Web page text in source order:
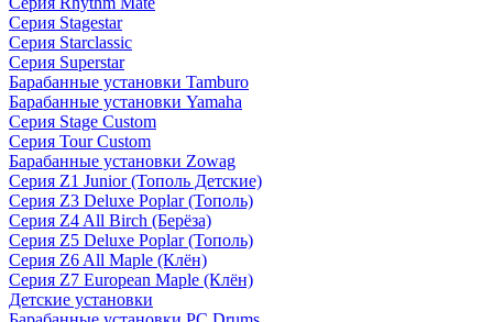
Серия Stagestar
Серия Starclassic
Серия Superstar
Барабанные установки Tamburo
Барабанные установки Yamaha
Серия Stage Custom
Серия Tour Custom
Барабанные установки Zowag
Серия Z1 Junior (Тополь Детские)
Серия Z3 Deluxe Poplar (Тополь)
Серия Z4 All Birch (Берёза)
Серия Z5 Deluxe Poplar (Тополь)
Серия Z6 All Maple (Клён)
Серия Z7 European Maple (Клён)
Детские установки